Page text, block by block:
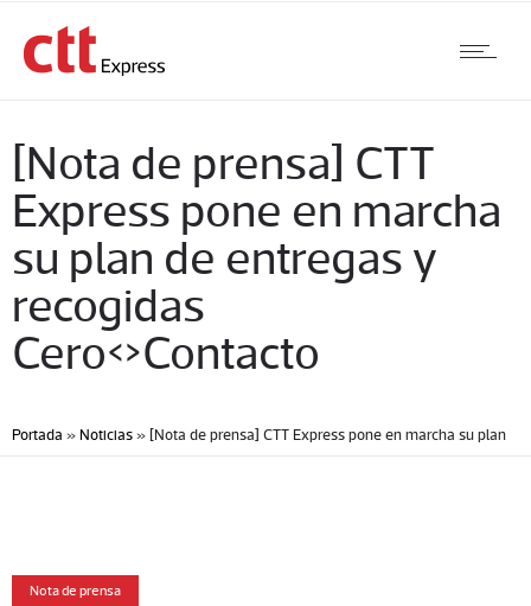
[Nota de prensa] CTT
Express pone en marcha
su plan de entregas y
recogidas
Cero<>Contacto
Portada » Noticias » [Nota de prensa] CTT Express pone en marcha su plan
Nota de prensa